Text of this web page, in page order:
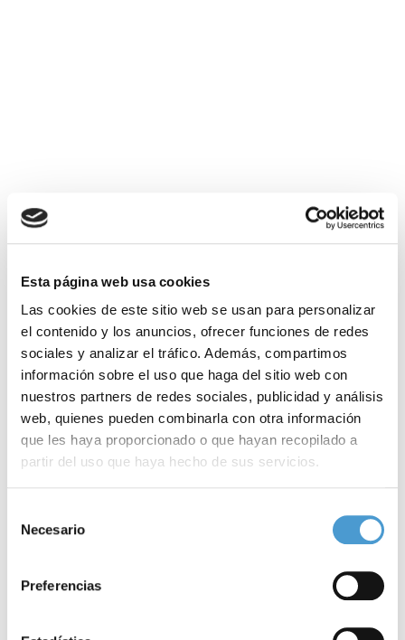
Esta página web usa cookies
Las cookies de este sitio web se usan para personalizar
el contenido y los anuncios, ofrecer funciones de redes
sociales y analizar el tráfico. Además, compartimos
información sobre el uso que haga del sitio web con
nuestros partners de redes sociales, publicidad y análisis
web, quienes pueden combinarla con otra información
que les haya proporcionado o que hayan recopilado a
partir del uso que haya hecho de sus servicios.
de cookies
Necesario
Preferencias
El funcionamiento de la campañaIMAGENconsiste en que cada
vista de su patología concreta. Las conferencias serán
impartidas por médicos ytodas ellas tendrán unos contenidos
básicos comunessobre medicamentos genéricos y de marca:
son iguales o diferentes, son igualmente seguros, por qué
tienen que existir dos tipos de medicamentos, cuándo recetan
los médicos uno u otro, cuándo le dan al paciente en la farmacia
qué punto tiene capacidad de decisión en este tema el enfermo.
informativos que han sido editados al efecto.
Dudas legales